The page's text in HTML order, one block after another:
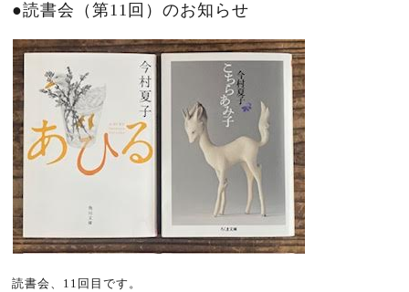
●読書会（第11回）のお知らせ
読書会、11回目です。